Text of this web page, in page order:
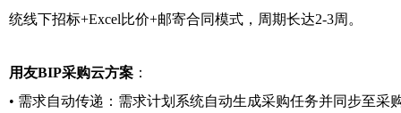
统线下招标+Excel比价+邮寄合同模式，周期长达2-3周。
用友BIP采购云方案 ：
• 需求自动传递：需求计划系统自动生成采购任务并同步至采